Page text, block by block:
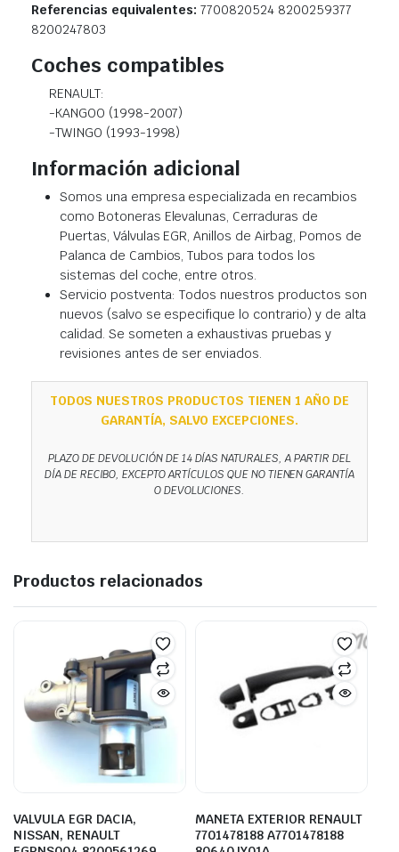
Referencias equivalentes:7700820524 8200259377
8200247803
Coches compatibles
RENAULT:
-KANGOO (1998-2007)
-TWINGO (1993-1998)
Información adicional
Somos una empresa especializada en recambios
como Botoneras Elevalunas, Cerraduras de
Puertas, Válvulas EGR, Anillos de Airbag, Pomos de
Palanca de Cambios, Tubos para todos los
sistemas del coche, entre otros.
Servicio postventa: Todos nuestros productos son
nuevos (salvo se especifique lo contrario) y de alta
calidad. Se someten a exhaustivas pruebas y
revisiones antes de ser enviados.
TODOS NUESTROS PRODUCTOS TIENEN 1 AÑO DE
GARANTÍA, SALVO EXCEPCIONES.
PLAZO DE DEVOLUCIÓN DE 14 DÍAS NATURALES, A PARTIR DEL
DÍA DE RECIBO, EXCEPTO ARTÍCULOS QUE NO TIENEN GARANTÍA
O DEVOLUCIONES.
Productos relacionados
VALVULA EGR DACIA,
NISSAN, RENAULT
MANETA EXTERIOR RENAULT
7701478188 A7701478188